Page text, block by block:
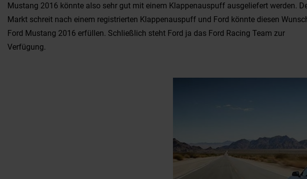
Mustang 2016 könnte also sehr gut mit einem Klappenauspuff ausgeliefert werden.
Markt schreit nach einem registrierten Klappenauspuff und Ford könnte diesen
Ford Mustang 2016 erfüllen. Schließlich steht Ford ja das Ford Racing Team zur
Verfügung.